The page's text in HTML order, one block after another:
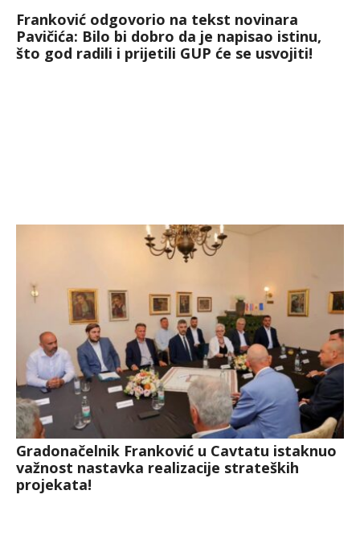
Franković odgovorio na tekst novinara
Pavičića: Bilo bi dobro da je napisao istinu,
što god radili i prijetili GUP će se usvojiti!
Gradonačelnik Franković u Cavtatu istaknuo
važnost nastavka realizacije strateških
projekata!